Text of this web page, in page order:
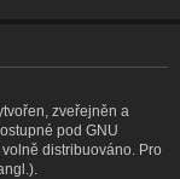
zveřejněn a
pod GNU
distribuováno. Pro